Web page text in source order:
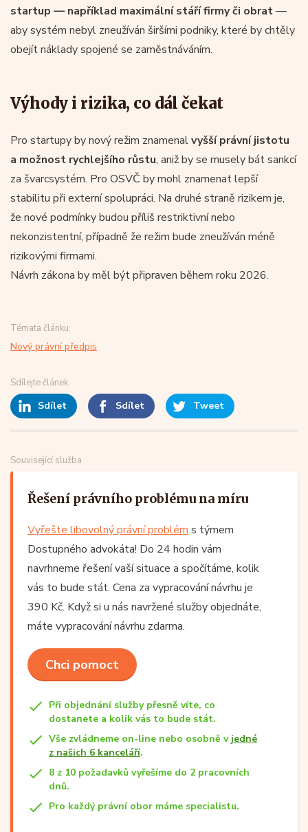
startup — například maximální stáří firmy či obrat—
aby systém nebyl zneužíván širšími podniky, které by chtěly
obejít náklady spojené se zaměstnáváním.
Výhody i rizika, co dál čekat
Pro startupy by nový režim znamenalvyšší právní jistotu
a možnost rychlejšího růstu, aniž by se musely bát sankcí
za švarcsystém. Pro OSVČ by mohl znamenat lepší
stabilitu při externí spolupráci. Na druhé straně rizikem je,
že nové podmínky budou příliš restriktivní nebo
nekonzistentní, případně že režim bude zneužíván méně
rizikovými firmami.
Návrh zákona by měl být připraven během roku 2026.
Témata článku:
Nový právní předpis
Sdílejte článek
Sdílet Sdílet Tweet
Související služba
Řešení právního problému na míru
Vyřešte libovolný právní problém s týmem
Dostupného advokáta! Do 24 hodin vám
navrhneme řešení vaší situace a spočítáme, kolik
vás to bude stát. Cena za vypracování návrhu je
390 Kč. Když si u nás navržené služby objednáte,
máte vypracování návrhu zdarma.
Chci pomoct
Při objednání služby přesně víte, co
dostanete a kolik vás to bude stát.
Vše zvládneme on-line nebo osobně v jedné
z našich 6 kanceláří.
8 z 10 požadavků vyřešíme do 2 pracovních
dnů.
Pro každý právní obor máme specialistu.